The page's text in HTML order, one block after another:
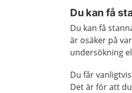
Du kan få
Du kan få
är osäker på
undersökning
Du får
Det är för att